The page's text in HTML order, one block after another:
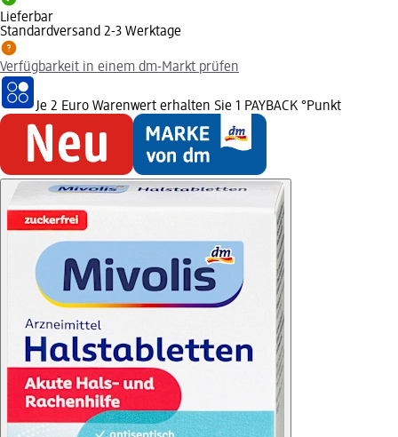
Lieferbar
Standardversand 2-3 Werktage
Verfügbarkeit in einem dm-Markt prüfen
Je 2 Euro Warenwert erhalten Sie 1 PAYBACK °Punkt